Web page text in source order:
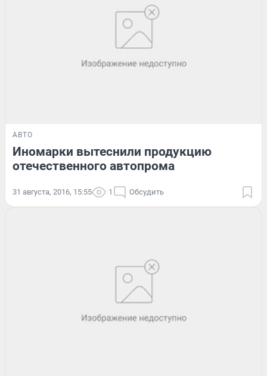
АВТО
Иномарки вытеснили продукцию
отечественного автопрома
31 августа, 2016, 15:55 1 Обсудить